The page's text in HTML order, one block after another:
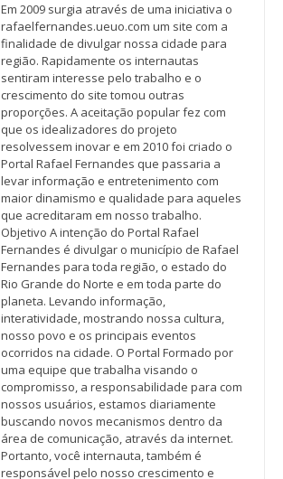
Em 2009 surgia através de uma iniciativa o
rafaelfernandes.ueuo.com um site com a
finalidade de divulgar nossa cidade para
região. Rapidamente os internautas
sentiram interesse pelo trabalho e o
crescimento do site tomou outras
proporções. A aceitação popular fez com
que os idealizadores do projeto
resolvessem inovar e em 2010 foi criado o
Portal Rafael Fernandes que passaria a
levar informação e entretenimento com
maior dinamismo e qualidade para aqueles
que acreditaram em nosso trabalho.
Objetivo A intenção do Portal Rafael
Fernandes é divulgar o município de Rafael
Fernandes para toda região, o estado do
Rio Grande do Norte e em toda parte do
planeta. Levando informação,
interatividade, mostrando nossa cultura,
nosso povo e os principais eventos
ocorridos na cidade. O Portal Formado por
uma equipe que trabalha visando o
compromisso, a responsabilidade para com
nossos usuários, estamos diariamente
buscando novos mecanismos dentro da
área de comunicação, através da internet.
Portanto, você internauta, também é
responsável pelo nosso crescimento e